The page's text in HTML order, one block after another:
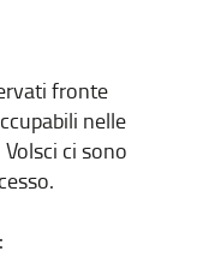
fronte
nelle
ci sono